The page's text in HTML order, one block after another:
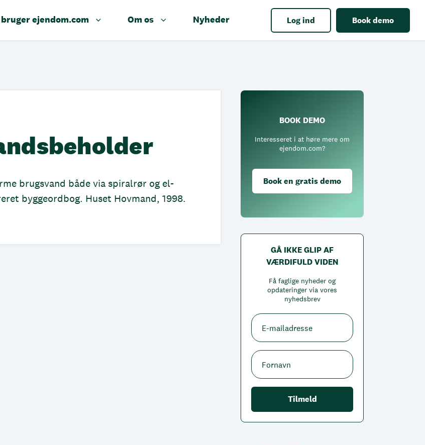
bruger ejendom.com Om os Nyheder Log ind Book demo
brugsvand både via spiralrør og el-
byggeordbog. Huset Hovmand, 1998.
BOOK DEMO
Interesseret i at høre mere om
ejendom.com?
Book en gratis demo
GÅ IKKE GLIP AF
VÆRDIFULD VIDEN
Få faglige nyheder og
opdateringer via vores
nyhedsbrev